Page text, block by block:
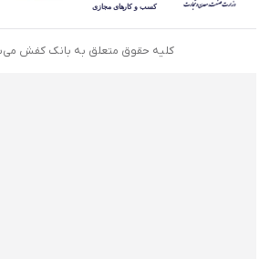
کلیه حقوق متعلق به بانک کفش می‌باشد.